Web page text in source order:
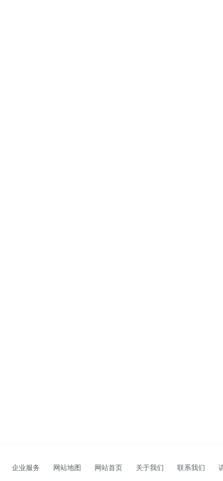
企业服务 网站地图 网站首页 关于我们 联系我们